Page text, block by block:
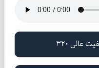
عالی 320